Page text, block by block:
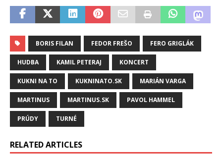
BORIS FILAN FEDOR FREŠO FERO GRIGLÁK
HUDBA KAMIL PETERAJ KONCERT
KUKNI NA TO KUKNINATO.SK MARIÁN VARGA
MARTINUS MARTINUS.SK PAVOL HAMMEL
PRÚDY TURNÉ
RELATED ARTICLES